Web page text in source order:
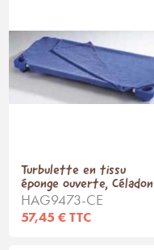
Turbulette en tissu
éponge ouverte, Céladon
HAG9473-CE
57,45 € TTC